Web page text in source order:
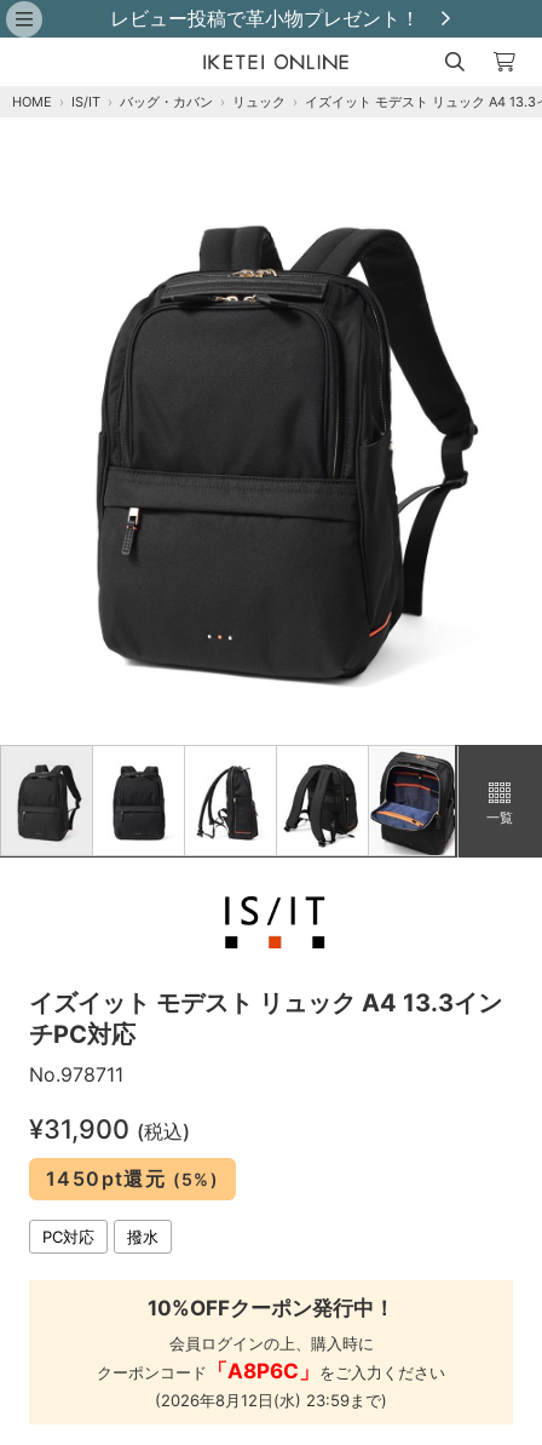
レビュー投稿で革小物プレゼント！
HOME › IS/IT › バッグ・カバン › リュック › イズイット モデスト リュック A4 13.3
一覧
イズイット モデスト リュック A4 13.3イン
チPC対応
No.978711
¥31,900 (税込)
1450pt還元 (5%)
PC対応 撥水
10%OFFクーポン発行中！
会員ログインの上、購入時に
クーポンコード
「A8P6C」
をご入力ください
(2026年8月12日(水) 23:59まで)
商品到着後にレビュー投稿で【選べる特典】プ
レゼント！※特典はレビュー確認後、2週間以内
に【ご注文者様のご住所】へ発送いたします。
クロ
在庫あり
カートに追加
カートに追加
オレンジ
在庫あり
カートに追加